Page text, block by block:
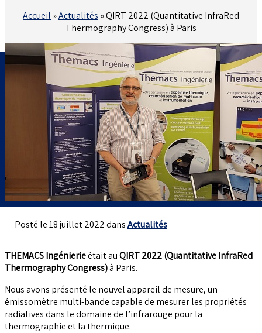
Accueil »Actualités »QIRT 2022 (Quantitative InfraRed
Thermography Congress) à Paris
Posté le 18 juillet 2022 dansActualités
THEMACS Ingénierieétait auQIRT 2022 (Quantitative InfraRed
Thermography Congress)à Paris.
Nous avons présenté le nouvel appareil de mesure, un
émissomètre multi-bande capable de mesurer les propriétés
radiatives dans le domaine de l’infrarouge pour la
thermographie et la thermique.